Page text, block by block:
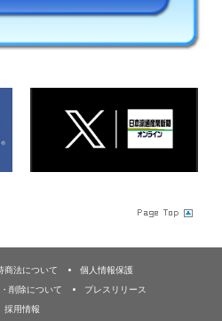
商法について
個人情報保護
削除について
プレスリリース
採用情報